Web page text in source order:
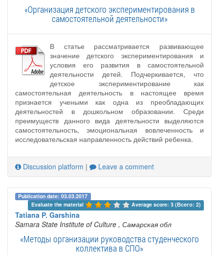
«Организация детского экспериментирования в
самостоятельной деятельности»
В статье рассматривается развивающее
значение детского экспериментирования и
условия его развития в самостоятельной
деятельности детей. Подчеркивается, что
детское экспериментирование как
самостоятельная деятельность в настоящее время
признается учеными как одна из преобладающих
деятельностей в дошкольном образовании. Среди
преимуществ данного вида деятельности выделяются
самостоятельность, эмоциональная вовлеченность и
исследовательская направленность действий ребенка.
Discussion platform | Leave a comment
Publication date: 03.03.2017
Evaluate the material
Average score: 3 (Всего: 2)
Tatiana P. Garshina
Samara State Institute of Culture , Самарская обл
«Методы организации руководства студенческого
коллектива в СПО»